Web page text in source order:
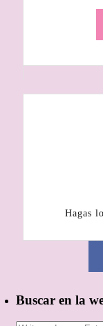
Hagas
Buscar en la